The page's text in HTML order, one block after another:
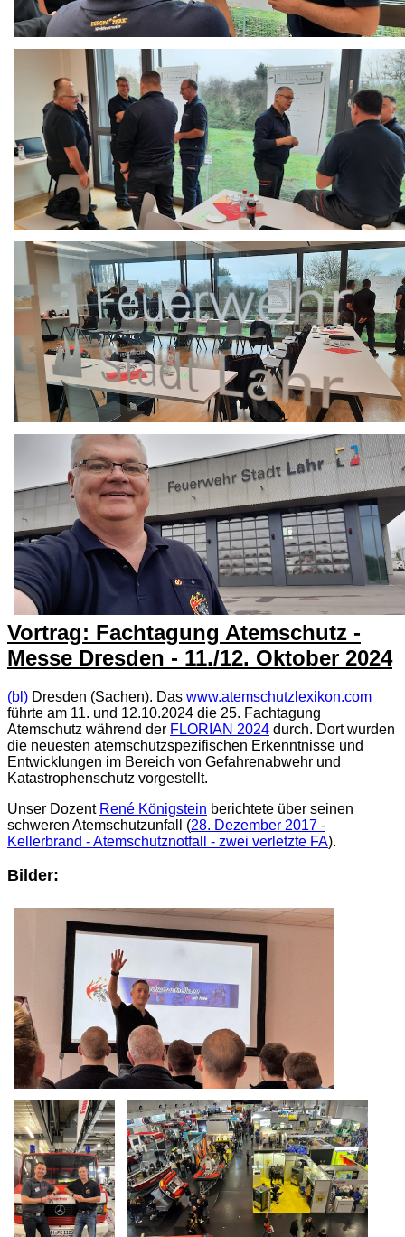
Vortrag: Fachtagung Atemschutz -
Messe Dresden - 11./12. Oktober 2024
(bl) Dresden (Sachen). Das www.atemschutzlexikon.com
führte am 11. und 12.10.2024 die 25. Fachtagung
Atemschutz während der FLORIAN 2024 durch. Dort wurden
die neuesten atemschutzspezifischen Erkenntnisse und
Entwicklungen im Bereich von Gefahrenabwehr und
Katastrophenschutz vorgestellt.
Unser Dozent René Königstein berichtete über seinen
schweren Atemschutzunfall (28. Dezember 2017 -
Kellerbrand - Atemschutznotfall - zwei verletzte FA).
Bilder: